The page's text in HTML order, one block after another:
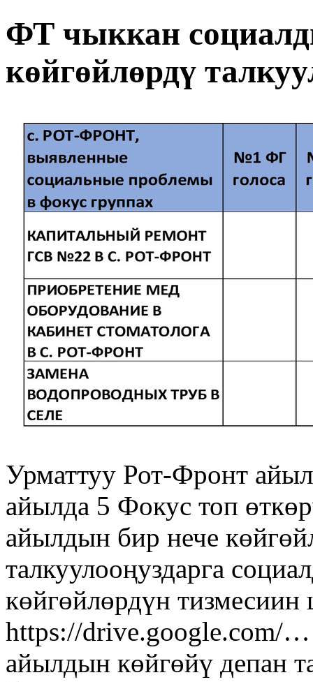
ФТ чыккан
көйгөйлөрдү
Урматтуу Рот-Фронт
айылда 5 Фокус топ
айылдын бир нече
талкуулооңуздарга
көйгөйлөрдүн
https://drive.google.com/…
айылдын көйгөйү депан